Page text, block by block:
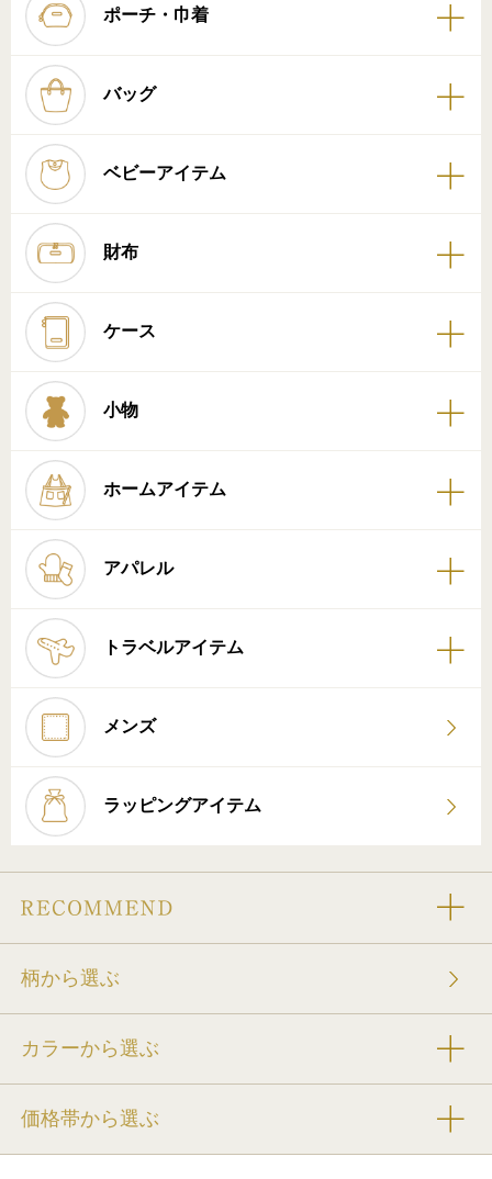
ポーチ・巾着
バッグ
ベビーアイテム
財布
ケース
小物
ホームアイテム
アパレル
トラベルアイテム
メンズ
ラッピングアイテム
柄から選ぶ
カラーから選ぶ
価格帯から選ぶ